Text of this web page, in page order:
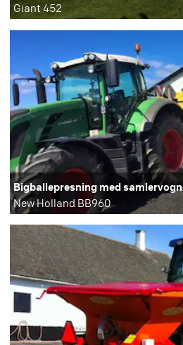
Giant 452
Bigballepresning med samlervogn
New Holland BB960